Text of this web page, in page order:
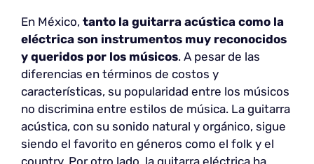
En México, tanto la guitarra acústica como la
eléctrica son instrumentos muy reconocidos
y queridos por los músicos. A pesar de las
diferencias en términos de costos y
características, su popularidad entre los músicos
no discrimina entre estilos de música. La guitarra
acústica, con su sonido natural y orgánico, sigue
siendo el favorito en géneros como el folk y el
country. Por otro lado, la guitarra eléctrica ha